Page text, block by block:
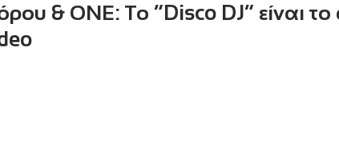
& ΟΝΕ: Το “Disco DJ” είναι